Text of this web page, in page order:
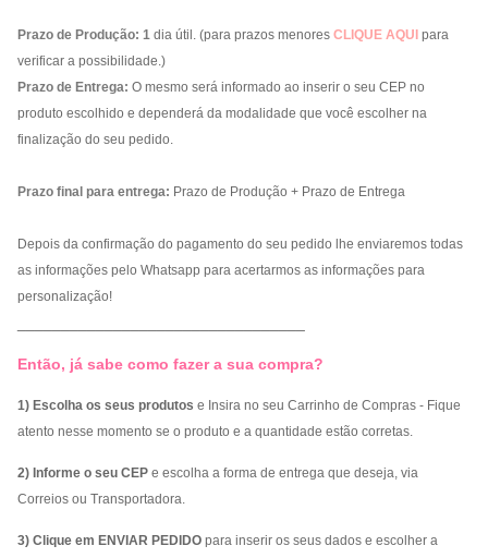
Prazo de Produção: 1 dia útil. (para prazos menores CLIQUE AQUI para
verificar a possibilidade.)
Prazo de Entrega: O mesmo será informado ao inserir o seu CEP no
produto escolhido e dependerá da modalidade que você escolher na
finalização do seu pedido.
Prazo final para entrega: Prazo de Produção + Prazo de Entrega
Depois da confirmação do pagamento do seu pedido lhe enviaremos todas
as informações pelo Whatsapp para acertarmos as informações para
personalização!
Então, já sabe como fazer a sua compra?
1) Escolha os seus produtos e Insira no seu Carrinho de Compras - Fique
atento nesse momento se o produto e a quantidade estão corretas.
2) Informe o seu CEP e escolha a forma de entrega que deseja, via
Correios ou Transportadora.
3) Clique em ENVIAR PEDIDO para inserir os seus dados e escolher a